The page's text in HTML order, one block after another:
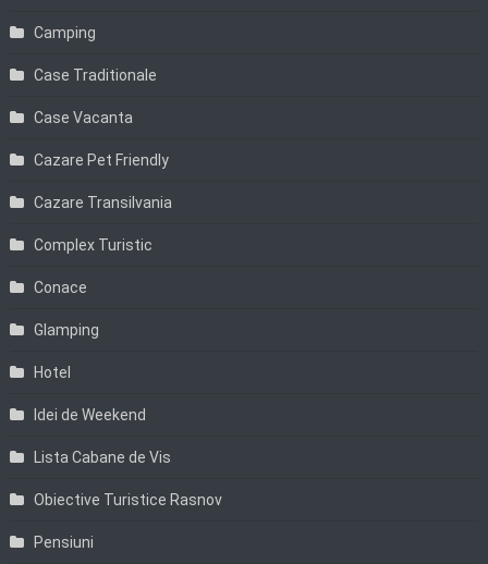
Camping
Case Traditionale
Case Vacanta
Cazare Pet Friendly
Cazare Transilvania
Complex Turistic
Conace
Glamping
Hotel
Idei de Weekend
Lista Cabane de Vis
Obiective Turistice Rasnov
Pensiuni